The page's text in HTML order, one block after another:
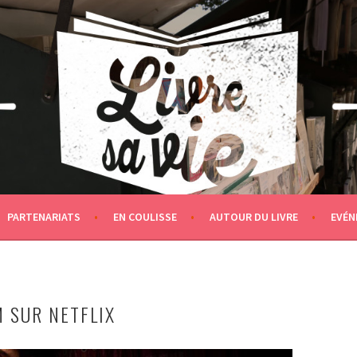
PARTENARIATS EN COULISSE AUTOUR DU LIVRE
NETFLIX